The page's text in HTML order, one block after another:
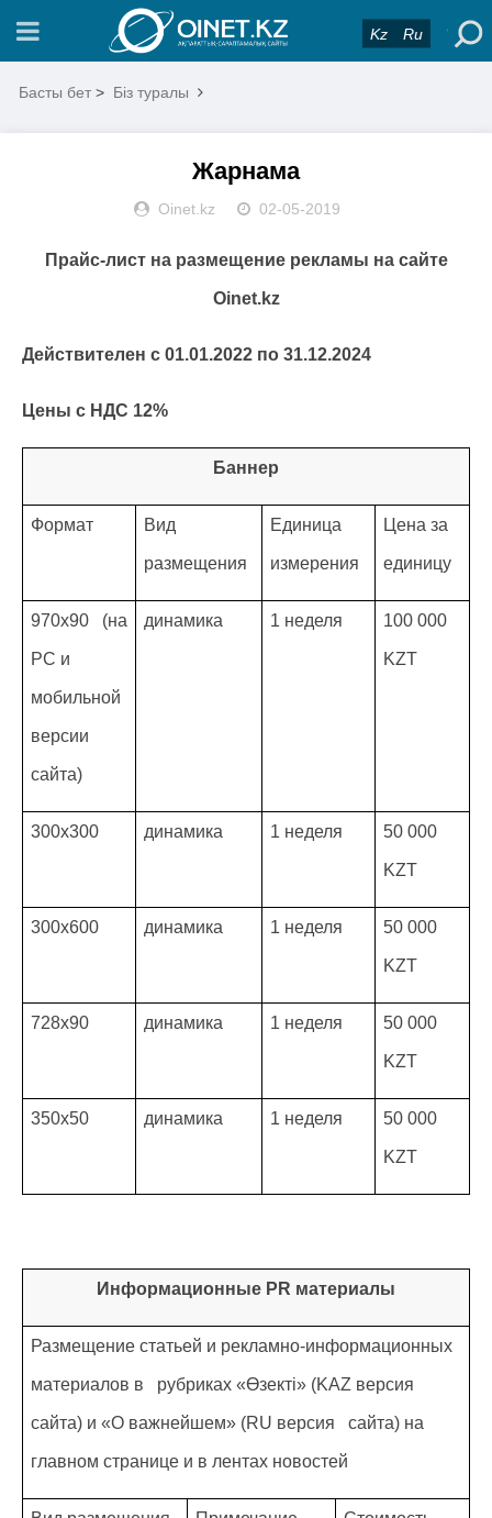
Kz Ru
Басты бет > Біз туралы
Жарнама
Oinet.kz 02-05-2019
Прайс-лист на размещение рекламы на сайте
Oinet.kz
Действителен с 01.01.2022 по 31.12.2024
Цены c НДС 12%
Баннер
Формат Вид
размещения
Единица
измерения
Цена за
единицу
970x90 (на
PC и
мобильной
версии
сайта)
динамика 1 неделя 100 000
KZT
300x300 динамика 1 неделя 50 000
KZT
300x600 динамика 1 неделя 50 000
KZT
728x90 динамика 1 неделя 50 000
KZT
350x50 динамика 1 неделя 50 000
KZT
Информационные PR материалы
Размещение статьей и рекламно-информационных
материалов в рубриках «Өзекті» (KAZ версия
сайта) и «О важнейшем» (RU версия сайта) на
главном странице и в лентах новостей